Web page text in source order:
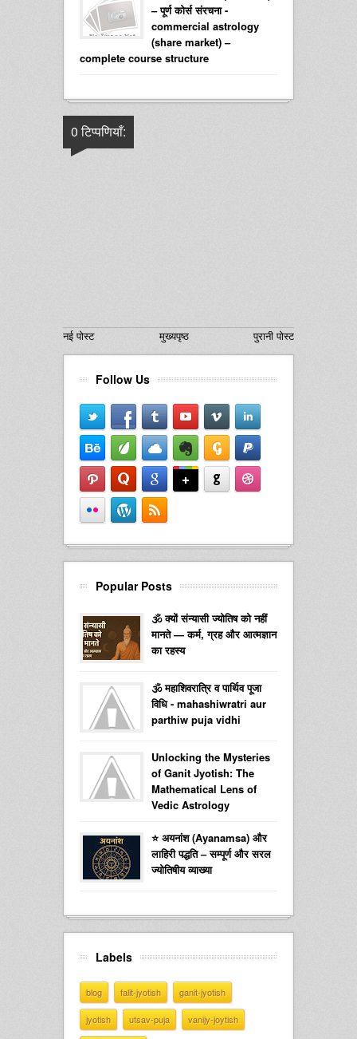
– पूर्ण कोर्स संरचना -
commercial astrology
(share market) –
complete course structure
0 टिप्पणियाँ:
नई पोस्ट मुख्यपृष्ठ पुरानी पोस्ट
Follow Us
Popular Posts
🕉️ क्यों संन्यासी ज्योतिष को नहीं
मानते — कर्म, ग्रह और आत्मज्ञान
का रहस्य
🕉️ महाशिवरात्रि व पार्थिव पूजा
विधि - mahashiwratri aur
parthiw puja vidhi
Unlocking the Mysteries
of Ganit Jyotish: The
Mathematical Lens of
Vedic Astrology
⭐ अयनांश (Ayanamsa) और
लाहिरी पद्धति – सम्पूर्ण और सरल
ज्योतिषीय व्याख्या
Labels
blog falit-jyotish ganit-jyotish
jyotish utsav-puja vanijy-joytish